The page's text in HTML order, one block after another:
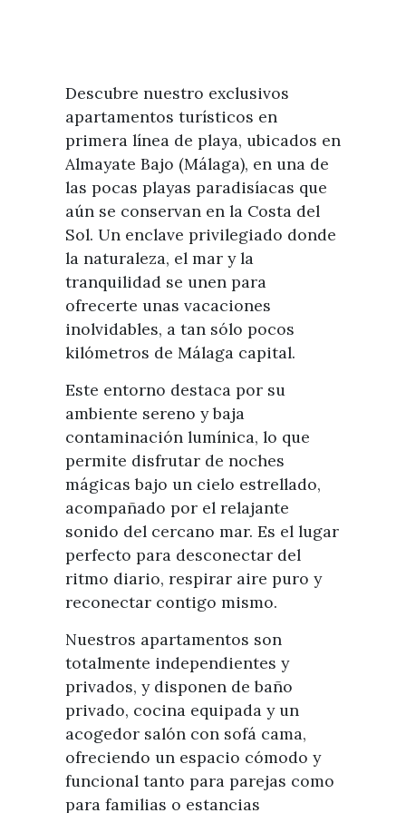
Descubre nuestro exclusivos
apartamentos turísticos en
primera línea de playa, ubicados en
Almayate Bajo (Málaga), en una de
las pocas playas paradisíacas que
aún se conservan en la Costa del
Sol. Un enclave privilegiado donde
la naturaleza, el mar y la
tranquilidad se unen para
ofrecerte unas vacaciones
inolvidables, a tan sólo pocos
kilómetros de Málaga capital.
Este entorno destaca por su
ambiente sereno y baja
contaminación lumínica, lo que
permite disfrutar de noches
mágicas bajo un cielo estrellado,
acompañado por el relajante
sonido del cercano mar. Es el lugar
perfecto para desconectar del
ritmo diario, respirar aire puro y
reconectar contigo mismo.
Nuestros apartamentos son
totalmente independientes y
privados, y disponen de baño
privado, cocina equipada y un
acogedor salón con sofá cama,
ofreciendo un espacio cómodo y
funcional tanto para parejas como
para familias o estancias